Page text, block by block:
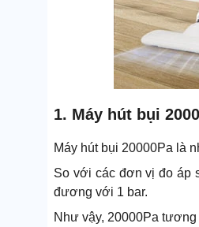
1. Máy hút bụi
Máy hút bụi 20000Pa là
So với các đơn vị đo áp
đương với 1 bar.
Như vậy, 20000Pa